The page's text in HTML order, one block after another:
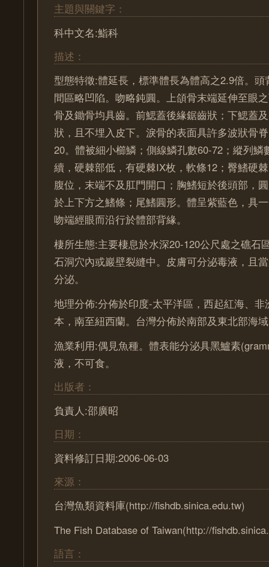
主題與關鍵字：
科中文名:鮨科
描述：
型態特徵:體延長，標準體長為體高之2.9倍。
間區略凹陷。吻略鈍圓。上頜骨末端延伸至眼
骨及鋤骨均具齒。前鰓蓋後緣鋸齒狀；下鰓蓋
狀，且不埋入皮下。淚骨的表面具許多波狀骨
20。體被細小櫛鱗；側線鱗孔數60-72；縱列鱗
續，硬棘部低，有硬棘IX枚，軟條12；臀鰭硬
腹位，末端不及肛門開口；胸鰭短於後頭部，
於上下方之鰭條；尾鰭圓形。體呈紫藍色，具
吻端經眼而沿行於體部背緣。
棲所生態:主要棲息於水深20-120公尺處之礁石
石洞穴內或巖壁裂縫中。皮膚可分泌毒液，且
分泌。
地理分佈:分佈於印度-太平洋區，西起紅海、非
本，南至紐西蘭。台灣分佈於南部及東北部海
漁業利用:偶見魚種。體表能分泌具黑鱸素
液，不可食。
出版者：
負責人:邵廣昭
日期：
資料修訂日期:2006-06-03
來源：
台灣魚類資料庫(http://fishdb.sinica.edu.tw)
The Fish Database of Taiwan(http://
語言：